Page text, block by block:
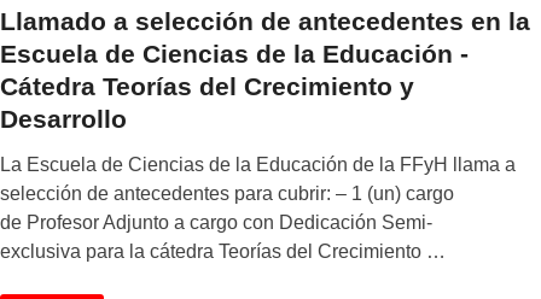
Llamado a selección de antecedentes en la
Escuela de Ciencias de la Educación -
Cátedra Teorías del Crecimiento y
Desarrollo
La Escuela de Ciencias de la Educación de la FFyH llama a
selección de antecedentes para cubrir: – 1 (un) cargo
de Profesor Adjunto a cargo con Dedicación Semi-
exclusiva para la cátedra Teorías del Crecimiento …